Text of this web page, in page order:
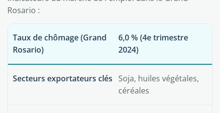
Rosario :
Taux de chômage (Grand
Rosario)
6,0 % (4e trimestre
2024)
Secteurs exportateurs clés
Soja, huiles végétales,
céréales